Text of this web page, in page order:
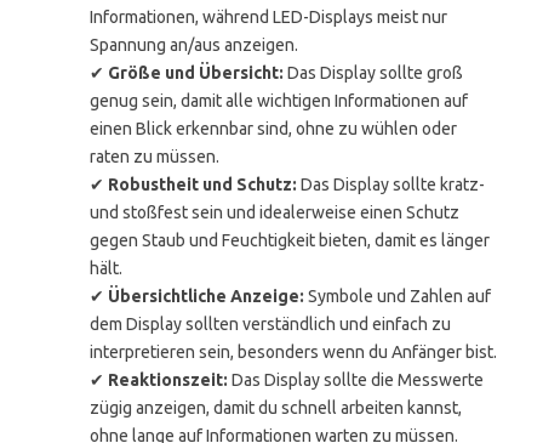
Informationen, während LED-Displays meist nur
Spannung an/aus anzeigen.
✔ Größe und Übersicht: Das Display sollte groß
genug sein, damit alle wichtigen Informationen auf
einen Blick erkennbar sind, ohne zu wühlen oder
raten zu müssen.
✔ Robustheit und Schutz: Das Display sollte kratz-
und stoßfest sein und idealerweise einen Schutz
gegen Staub und Feuchtigkeit bieten, damit es länger
hält.
✔ Übersichtliche Anzeige: Symbole und Zahlen auf
dem Display sollten verständlich und einfach zu
interpretieren sein, besonders wenn du Anfänger bist.
✔ Reaktionszeit: Das Display sollte die Messwerte
zügig anzeigen, damit du schnell arbeiten kannst,
ohne lange auf Informationen warten zu müssen.